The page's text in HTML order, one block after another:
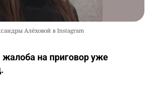
Алёховой в Instagram
на приговор уже